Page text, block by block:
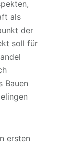
als
der
soll für
Bauen
ersten